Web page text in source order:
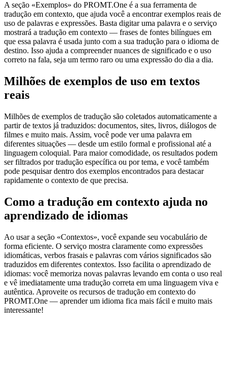
A seção «Exemplos» do PROMT.One é a sua ferramenta de
tradução em contexto, que ajuda você a encontrar exemplos reais de
uso de palavras e expressões. Basta digitar uma palavra e o serviço
mostrará a tradução em contexto — frases de fontes bilíngues em
que essa palavra é usada junto com a sua tradução para o idioma de
destino. Isso ajuda a compreender nuances de significado e o uso
correto na fala, seja um termo raro ou uma expressão do dia a dia.
Milhões de exemplos de uso em textos
reais
Milhões de exemplos de tradução são coletados automaticamente a
partir de textos já traduzidos: documentos, sites, livros, diálogos de
filmes e muito mais. Assim, você pode ver uma palavra em
diferentes situações — desde um estilo formal e profissional até a
linguagem coloquial. Para maior comodidade, os resultados podem
ser filtrados por tradução específica ou por tema, e você também
pode pesquisar dentro dos exemplos encontrados para destacar
rapidamente o contexto de que precisa.
Como a tradução em contexto ajuda no
aprendizado de idiomas
Ao usar a seção «Contextos», você expande seu vocabulário de
forma eficiente. O serviço mostra claramente como expressões
idiomáticas, verbos frasais e palavras com vários significados são
traduzidos em diferentes contextos. Isso facilita o aprendizado de
idiomas: você memoriza novas palavras levando em conta o uso real
e vê imediatamente uma tradução correta em uma linguagem viva e
autêntica. Aproveite os recursos de tradução em contexto do
PROMT.One — aprender um idioma fica mais fácil e muito mais
interessante!